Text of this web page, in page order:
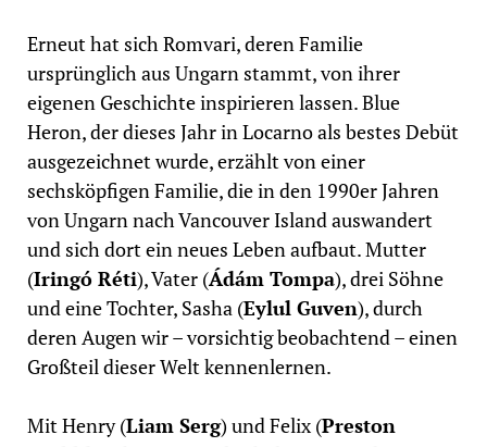
Erneut hat sich Romvari, deren Familie
ursprünglich aus Ungarn stammt, von ihrer
eigenen Geschichte inspirieren lassen. Blue
Heron, der dieses Jahr in Locarno als bestes Debüt
ausgezeichnet wurde, erzählt von einer
sechsköpfigen Familie, die in den 1990er Jahren
von Ungarn nach Vancouver Island auswandert
und sich dort ein neues Leben aufbaut. Mutter
(Iringó Réti), Vater (Ádám Tompa), drei Söhne
und eine Tochter, Sasha (Eylul Guven), durch
deren Augen wir – vorsichtig beobachtend – einen
Großteil dieser Welt kennenlernen.
Mit Henry (Liam Serg) und Felix (Preston